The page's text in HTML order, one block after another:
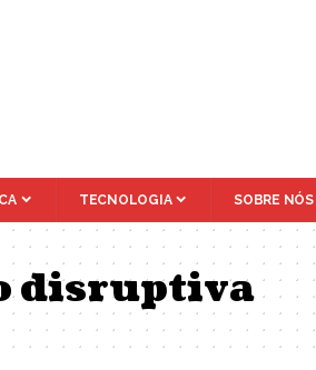
TECNOLOGIA SOBRE NÓS
disruptiva